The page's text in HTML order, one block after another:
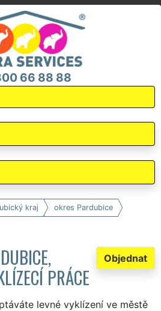
66 88 88
kraj okres Pardubice
Objednat
PRÁCE
levné vyklízení ve městě